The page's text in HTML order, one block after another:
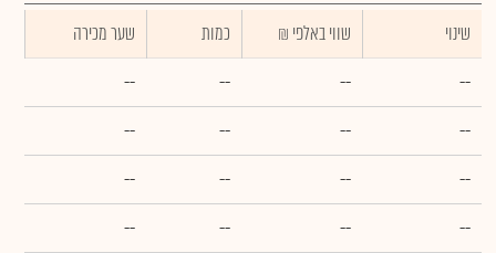
שינוי ₪ שווי באלפי כמות
שער מכירה
--
--
--
--
--
--
--
--
--
--
--
--
--
--
--
--